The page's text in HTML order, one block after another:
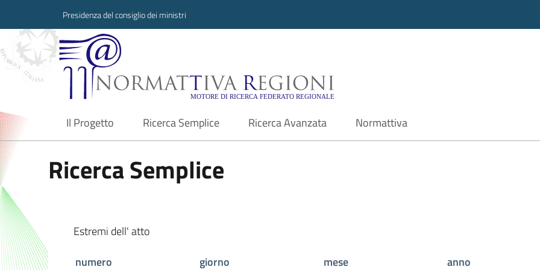
Presidenza del consiglio dei ministri
Normattiva Regioni - Motore di ricerca
Il Progetto
current Ricerca Semplice Ricerca Avanzata Normattiva
Ricerca Semplice
Estremi dell' atto
numero
giorno mese
anno